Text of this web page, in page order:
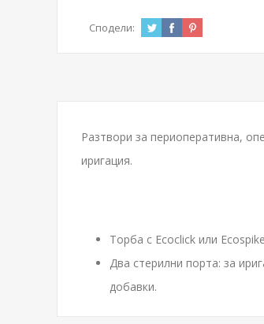
Сподели:
Разтвори за периоперативна,
иригация.
Торба с Ecoclick или
Два стерилни порта: за
добавки.